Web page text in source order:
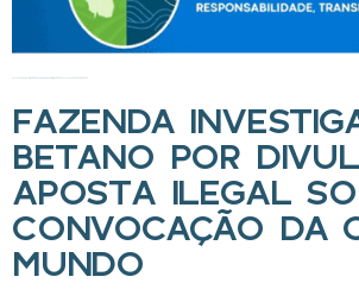
FAZENDA
BETANO POR
APOSTA ILEGAL
CONVOCAÇÃO DA
MUNDO